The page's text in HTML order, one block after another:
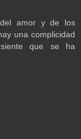
amor y de los
una complicidad
que se ha